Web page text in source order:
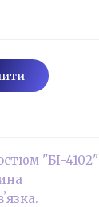
"БІ-4102"